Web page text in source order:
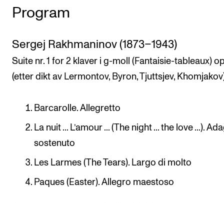
Nyheter og historier
Kontakt oss
Finn ansatte
For ansatte og studenter
Program
Sergej Rakhmaninov (1873–1943)
Suite nr. 1 for 2 klaver i g-moll (Fantaisie-tableaux)
(etter dikt av Lermontov, Byron, Tjuttsjev,
Barcarolle. Allegretto
La nuit ... L’amour ... (The night ... the love ...).
sostenuto
Les Larmes (The Tears). Largo di molto
Paques (Easter). Allegro maestoso